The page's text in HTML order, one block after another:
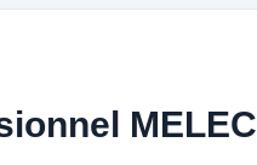
MELEC